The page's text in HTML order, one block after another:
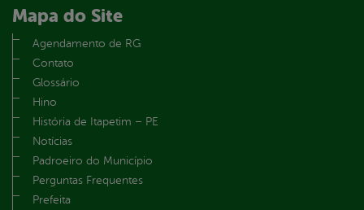
Mapa do Site
Agendamento de RG
Contato
Glossário
Hino
História de Itapetim – PE
Notícias
Padroeiro do Município
Perguntas Frequentes
Prefeita